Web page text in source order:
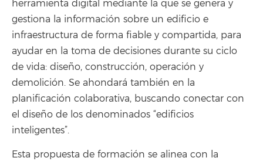
herramienta digital mediante la que se genera y
gestiona la información sobre un edificio e
infraestructura de forma fiable y compartida, para
ayudar en la toma de decisiones durante su ciclo
de vida: diseño, construcción, operación y
demolición. Se ahondará también en la
planificación colaborativa, buscando conectar con
el diseño de los denominados “edificios
inteligentes”.
Esta propuesta de formación se alinea con la